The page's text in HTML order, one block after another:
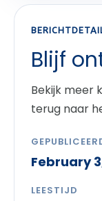
Blijf
Bekijk meer
terug naar
February
LEESTIJD